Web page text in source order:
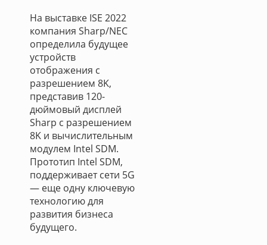
На выставке ISE 2022
компания Sharp/NEC
определила будущее
устройств
отображения с
разрешением 8K,
представив 120-
дюймовый дисплей
Sharp с разрешением
8K и вычислительным
модулем Intel SDM.
Прототип Intel SDM,
поддерживает сети 5G
— еще одну ключевую
технологию для
развития бизнеса
будущего.